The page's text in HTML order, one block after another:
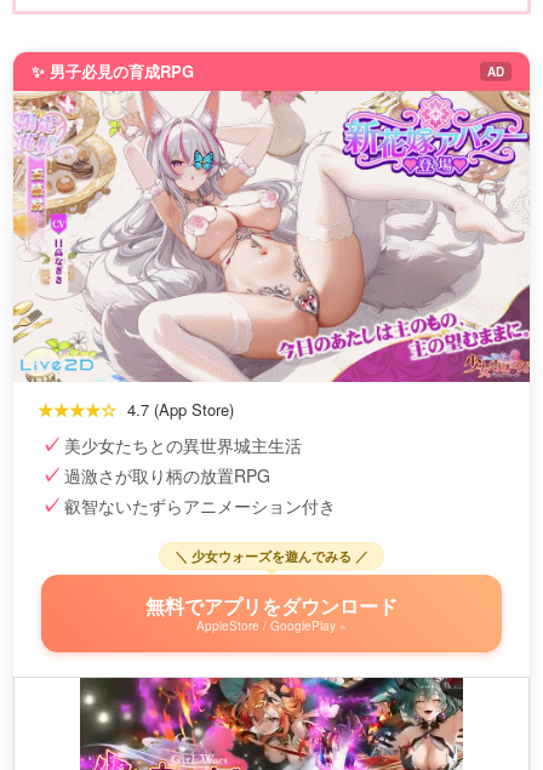
✨ 男子必見の育成RPG AD
★★★★☆ 4.7 (App Store)
美少女たちとの異世界城主生活
過激さが取り柄の放置RPG
叡智ないたずらアニメーション付き
＼ 少女ウォーズを遊んでみる ／
無料でアプリをダウンロード
AppleStore / GooglePlay »